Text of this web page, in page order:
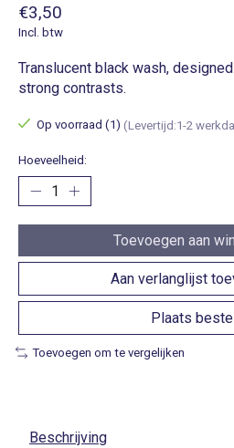
€3,50
Incl. btw
Translucent black wash,
strong contrasts.
Op voorraad (1) (Levertijd:1-2
Hoeveelheid:
Toevoegen aan
Aan verlanglijst
Plaats
Toevoegen om te vergelijken
Beschrijving